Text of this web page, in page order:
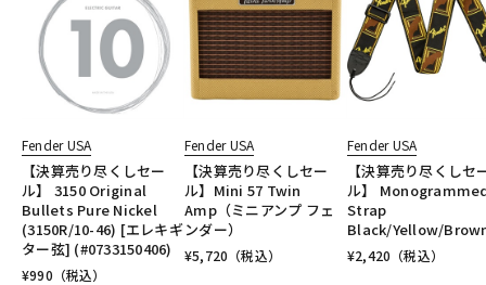
Fender USA
【決算売り尽くしセー
ル】 3150 Original
Bullets Pure Nickel
(3150R/10-46) [エレキギ
ター弦] (#0733150406)
¥990 （税込）
Fender USA
【決算売り尽くしセー
ル】Mini 57 Twin
Amp（ミニアンプ フェ
ンダー）
¥5,720 （税込）
Fender USA
【決算売り尽くしセ
ル】
Strap
Black/Yellow/
¥2,420 （税込）